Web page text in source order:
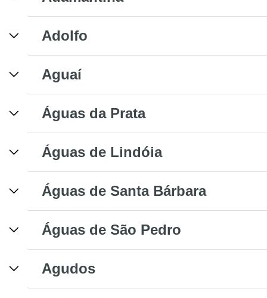
Adolfo
Aguaí
Águas da Prata
Águas de Lindóia
Águas de Santa Bárbara
Águas de São Pedro
Agudos